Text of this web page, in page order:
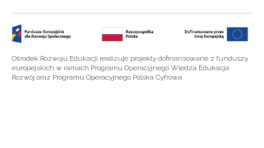
Ośrodek Rozwoju Edukacji realizuje projekty dofinansowane z funduszy
europejskich w ramach Programu Operacyjnego Wiedza Edukacja
Rozwój oraz Programu Operacyjnego Polska Cyfrowa